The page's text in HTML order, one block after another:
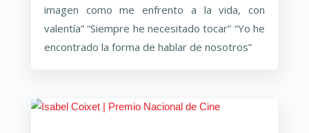
imagen como me enfrento a la vida, con
valentía” “Siempre he necesitado tocar” “Yo he
encontrado la forma de hablar de nosotros”